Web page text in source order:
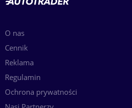
O nas
Cennik
Reklama
Regulamin
Ochrona prywatności